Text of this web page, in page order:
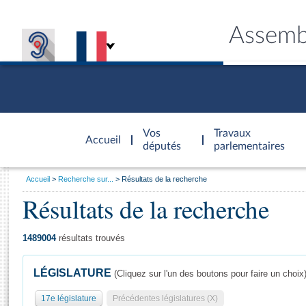
Accueil
d'accueil
Vos
députés
Travaux
parlementaires
Général
Vous
Accueil Recherche sur... Résultats de la recherche
Résultats de la recherche
1489004résultats trouvés
LÉGISLATURE (Cliquez sur l'un des boutons pour faire un choix)
17e législature Précédentes législatures (X)